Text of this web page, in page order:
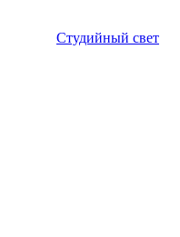
Студийный свет